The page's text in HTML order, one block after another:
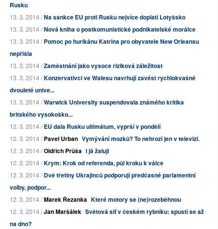
Rusku
13. 3. 2014 /Na sankce EU proti Rusku nejvíce doplatí Lotyšsko
13. 3. 2014 /Nová kniha o postkomunistické podnikatelské morálce
13. 3. 2014 /Pomoc po hurikánu Katrina pro obyvatele New Orleansu
nepřišla
13. 3. 2014 /Zaměstnání jako vysoce riziková záležitost
13. 3. 2014 /Konzervativci ve Walesu navrhují zavést rychlokvašné
dvouleté unive...
13. 3. 2014 /Warwick University suspendovala známého kritika
britského vysokoško...
12. 3. 2014 /EU dala Rusku ultimátum, vyprší v pondělí
12. 3. 2014 /Pavel Urban Vymývání mozků? To nehrozí jen v televizi.
12. 3. 2014 /Oldřich Průša I já žaluji
12. 3. 2014 /Krym: Krok od referenda, půl kroku k válce
12. 3. 2014 /Dvě třetiny Ukrajinců podporují předčasné parlamentní
volby, podpor...
12. 3. 2014 /Marek Řezanka Které motory se (ne)rozeběhnou
12. 3. 2014 /Jan Maršálek Světová síť v českém rybníku: spustí se až
na dno?